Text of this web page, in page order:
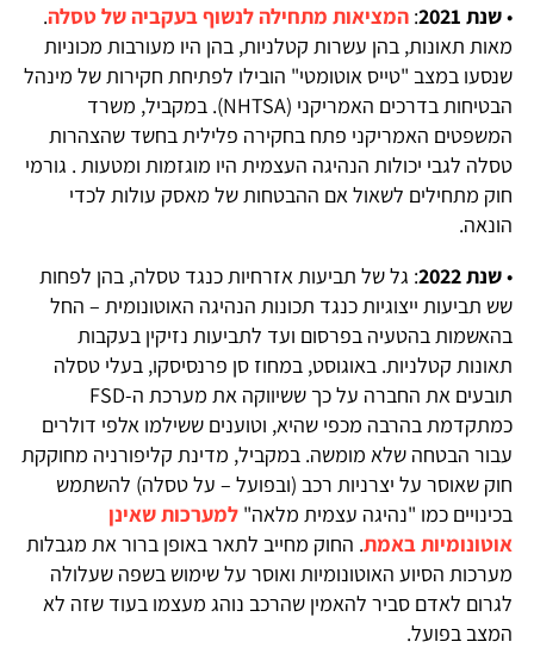
•שנת 2021 : המציאות מתחילה לנשוף בעקביה של טסלה.
מאות תאונות, בהן עשרות קטלניות, בהן היו מעורבות מכוניות
שנסעו במצב "טייס אוטומטי" הובילו לפתיחת חקירות של מינהל
הבטיחות בדרכים האמריקני (NHTSA). במקביל, משרד
המשפטים האמריקני פתח בחקירה פלילית בחשד שהצהרות
טסלה לגבי יכולות הנהיגה העצמית היו מוגזמות ומטעות . גורמי
חוק מתחילים לשאול אם ההבטחות של מאסק עולות לכדי
הונאה.
•שנת 2022
: גל של תביעות אזרחיות כנגד טסלה, בהן לפחות
שש תביעות ייצוגיות כנגד תכונות הנהיגה האוטונומית – החל
בהאשמות בהטעיה בפרסום ועד לתביעות נזיקין בעקבות
תאונות קטלניות. באוגוסט, במחוז סן פרנסיסקו, בעלי טסלה
תובעים את החברה על כך ששיווקה את מערכת ה-FSD
כמתקדמת בהרבה מכפי שהיא, וטוענים ששילמו אלפי דולרים
עבור הבטחה שלא מומשה. במקביל, מדינת קליפורניה מחוקקת
חוק שאוסר על יצרניות רכב (ובפועל – על טסלה) להשתמש
בכינויים כמו "נהיגה עצמית מלאה" למערכות שאינן
אוטונומיות באמת. החוק מחייב לתאר באופן ברור את מגבלות
מערכות הסיוע האוטונומיות ואוסר על שימוש בשפה שעלולה
לגרום לאדם סביר להאמין שהרכב נוהג מעצמו בעוד שזה לא
המצב בפועל.